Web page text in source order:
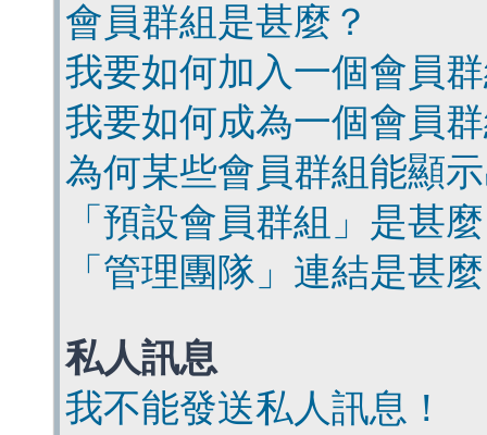
會員群組是甚麼？
我要如何加入一個會員
我要如何成為一個會員
為何某些會員群組能顯
「預設會員群組」是甚
「管理團隊」連結是甚
私人訊息
我不能發送私人訊息！